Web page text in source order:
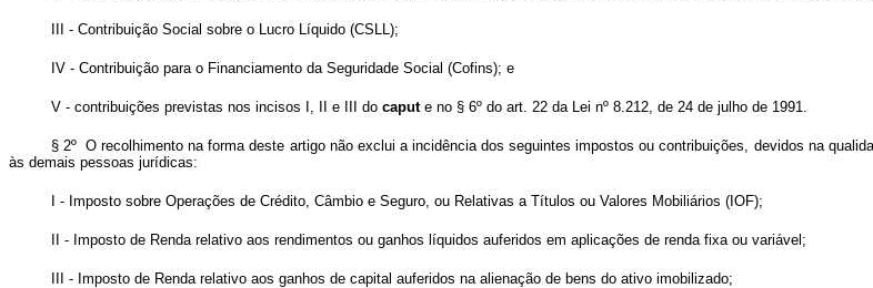
III - Contribuição Social sobre o Lucro Líquido (CSLL);
IV - Contribuição para o Financiamento da Seguridade Social (Cofins); e
V - contribuições previstas nos incisos I, II e III do capute no § 6º do art. 22 da Lei nº 8.212, de 24 de julho de 1991.
§ 2º O recolhimento na forma deste artigo não exclui a incidência dos seguintes impostos ou contribuições, devidos na
às demais pessoas jurídicas:
I - Imposto sobre Operações de Crédito, Câmbio e Seguro, ou Relativas a Títulos ou Valores Mobiliários (IOF);
II - Imposto de Renda relativo aos rendimentos ou ganhos líquidos auferidos em aplicações de renda fixa ou variável;
III - Imposto de Renda relativo aos ganhos de capital auferidos na alienação de bens do ativo imobilizado;